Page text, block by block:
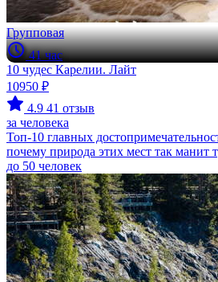
Групповая
41 час
10 чудес Карелии. Лайт
10950 ₽
4.9 41 отзыв
за человека
Топ-10 главных
почему природа этих мест так манит
до 50 человек